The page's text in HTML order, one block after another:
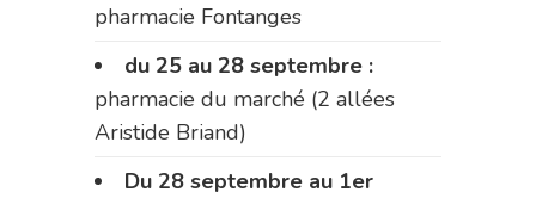
pharmacie Fontanges
du 25 au 28 septembre :
pharmacie du marché (2 allées
Aristide Briand)
Du 28 septembre au 1er